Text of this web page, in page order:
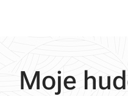
Moje